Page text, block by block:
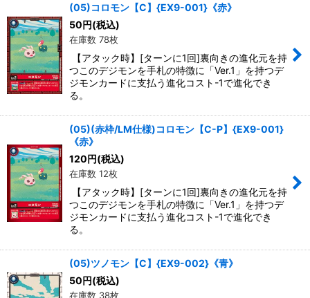
(05)コロモン【C】{EX9-001}《赤》
50 円(税込)
在庫数 78枚
【アタック時】[ターンに1回]裏向きの進化元を持
つこのデジモンを手札の特徴に「Ver.1」を持つデ
ジモンカードに支払う進化コスト-1で進化でき
る。
(05)(赤枠/LM仕様)コロモン【C-P】{EX9-001}
《赤》
120 円(税込)
在庫数 12枚
【アタック時】[ターンに1回]裏向きの進化元を持
つこのデジモンを手札の特徴に「Ver.1」を持つデ
ジモンカードに支払う進化コスト-1で進化でき
る。
(05)ツノモン【C】{EX9-002}《青》
50 円(税込)
在庫数 38枚